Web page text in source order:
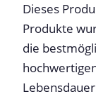
Dieses
Produkte
die